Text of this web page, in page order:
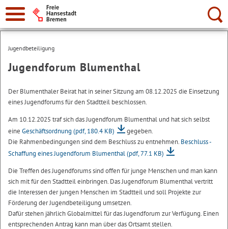
Suche:
Jugendbeteiligung
Jugendforum Blumenthal
Der Blumenthaler Beirat hat in seiner Sitzung am 08.12.2025 die Einsetzung
eines Jugendforums für den Stadtteil beschlossen.
Am 10.12.2025 traf sich das Jugendforum Blumenthal und hat sich selbst
eine Geschäftsordnung (pdf, 180.4 KB)
gegeben.
Die Rahmenbedingungen sind dem Beschluss zu entnehmen. Beschluss -
Schaffung eines Jugendforum Blumenthal(pdf, 77.1 KB)
Die Treffen des Jugendforums sind offen für junge Menschen und man kann
sich mit für den Stadtteil einbringen. Das Jugendforum Blumenthal vertritt
die Interessen der jungen Menschen im Stadtteil und soll Projekte zur
Förderung der Jugendbeteiligung umsetzen.
Dafür stehen jährlich Globalmittel für das Jugendforum zur Verfügung. Einen
entsprechenden Antrag kann man über das Ortsamt stellen.